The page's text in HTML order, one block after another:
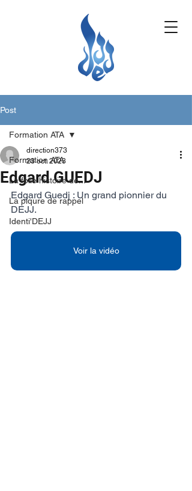
Post
Formation ATA
La folle histoire de...
La piqure de rappel
Identi'DEJJ
Formation ATA
Edgard GUEDJ
direction373
23 oct. 2023
Edgard Guedj : Un grand pionnier du
DEJJ.
Voir la vidéo